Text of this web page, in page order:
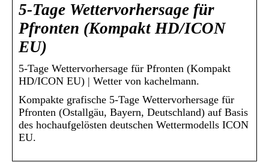
5-Tage Wettervorhersage für
Pfronten (Kompakt HD/ICON
EU)
5-Tage Wettervorhersage für Pfronten (Kompakt
HD/ICON EU) | Wetter von kachelmann.
Kompakte grafische 5-Tage Wettervorhersage für
Pfronten (Ostallgäu, Bayern, Deutschland) auf Basis
des hochaufgelösten deutschen Wettermodells ICON
EU.